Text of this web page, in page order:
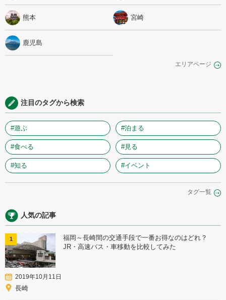
熊本 宮崎
鹿児島
エリアページ
注目のタグから検索
#遊ぶ #泊まる
#食べる #見る
#知る #イベント
タグ一覧
人気の記事
1
福岡～長崎間の交通手段で一番お得なのはどれ？
JR・高速バス・車移動を比較してみた
2019年10月11日
長崎